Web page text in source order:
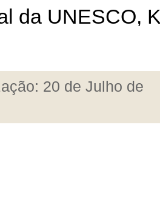
da UNESCO,
20 de Julho de